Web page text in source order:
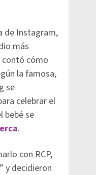
de Instagram,
más
contó cómo
la famosa,
se
celebrar el
bebé se
.
con RCP,
y decidieron